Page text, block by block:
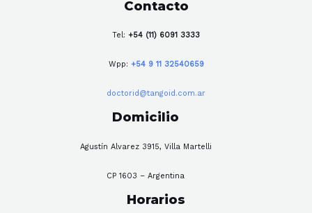
Contacto
Tel: +54 (11) 6091 3333
Wpp: +54 9 11 32540659
doctorid@tangoid.com.ar
Domicilio
Agustín Alvarez 3915, Villa Martelli
CP 1603 – Argentina
Horarios